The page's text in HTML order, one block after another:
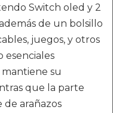
Switch oled y 2
de un bolsillo
juegos, y otros
esenciales
mantiene su
que la parte
arañazos